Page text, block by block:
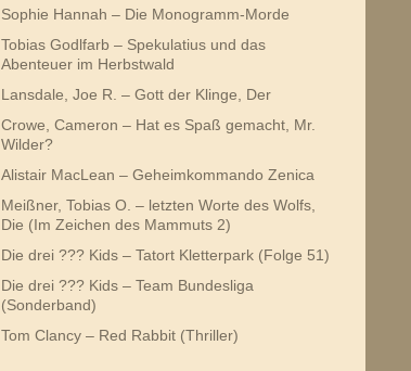
Sophie Hannah – Die Monogramm-Morde
Tobias Godlfarb – Spekulatius und das
Abenteuer im Herbstwald
Lansdale, Joe R. – Gott der Klinge, Der
Crowe, Cameron – Hat es Spaß gemacht, Mr.
Wilder?
Alistair MacLean – Geheimkommando Zenica
Meißner, Tobias O. – letzten Worte des Wolfs,
Die (Im Zeichen des Mammuts 2)
Die drei ??? Kids – Tatort Kletterpark (Folge 51)
Die drei ??? Kids – Team Bundesliga
(Sonderband)
Tom Clancy – Red Rabbit (Thriller)